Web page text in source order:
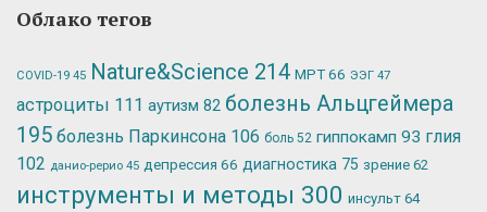
Облако тегов
COVID-19 45 Nature&Science 214 МРТ66 ЭЭГ 47
астроциты 111 аутизм 82 болезнь Альцгеймера
195 болезнь Паркинсона 106 боль 52 гиппокамп 93 глия
102 данио-рерио 45 депрессия 66 диагностика 75 зрение 62
инструменты и методы 300 инсульт 64